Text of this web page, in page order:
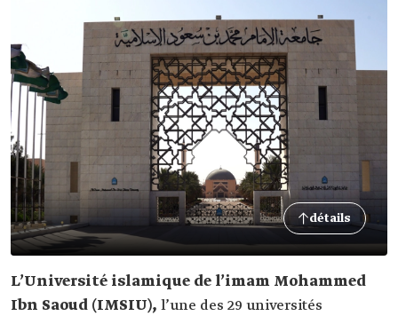
détails
L’Université islamique de l’imam Mohammed
Ibn Saoud (IMSIU), l’une des 29 universités